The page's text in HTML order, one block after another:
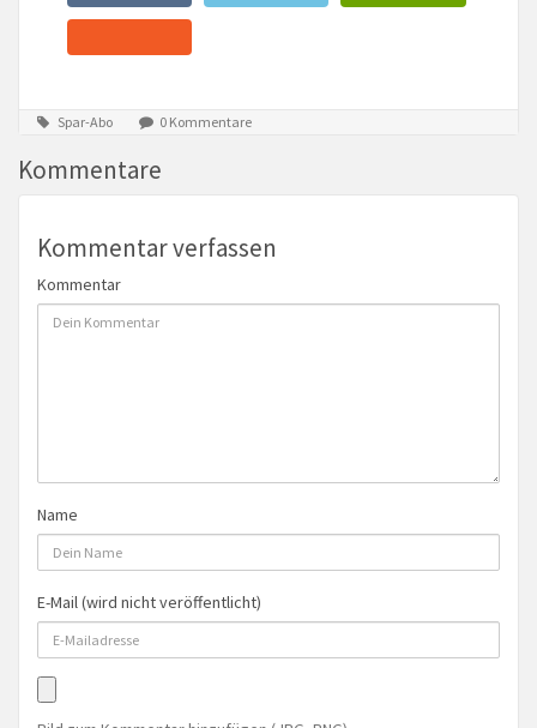
Spar-Abo 0 Kommentare
Kommentare
Kommentar verfassen
Kommentar
Name
E-Mail (wird nicht veröffentlicht)